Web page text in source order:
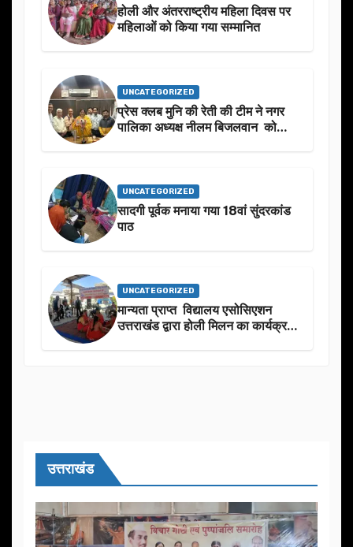
होली और अंतरराष्ट्रीय महिला दिवस पर
महिलाओं को किया गया सम्मानित
UNCATEGORIZED
प्रेस क्लब मुनि की रेती की टीम ने नगर
पालिका अध्यक्ष नीलम बिजलवान को
UNCATEGORIZED
सादगी पूर्वक मनाया गया 18वां सुंदरकांड
पाठ
UNCATEGORIZED
मान्यता प्राप्त विद्यालय एसोसिएशन
उत्तराखंड द्वारा होली मिलन का कार्यक्रम
उत्तराखंड